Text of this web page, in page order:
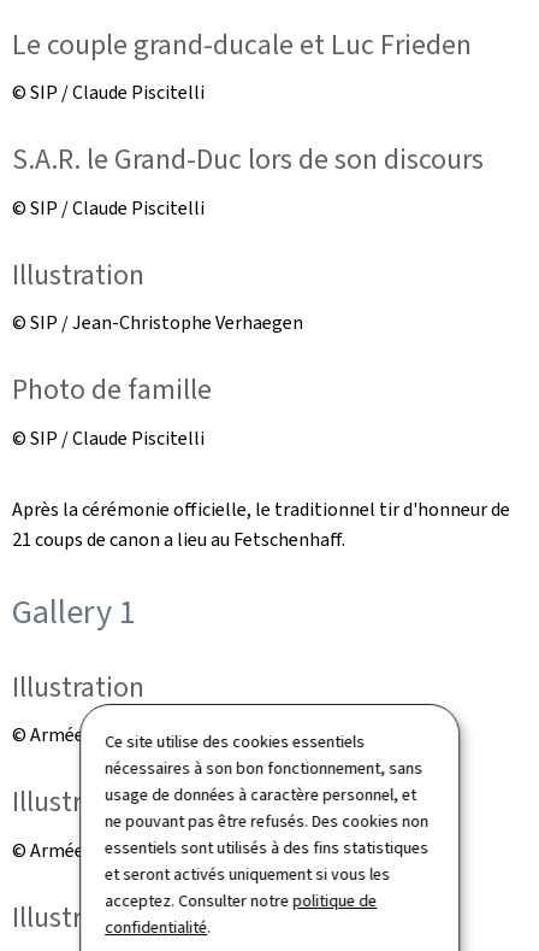
Ce site utilise des cookies essentiels
nécessaires à son bon fonctionnement, sans
usage de données à caractère personnel, et
ne pouvant pas être refusés. Des cookies non
essentiels sont utilisés à des fins statistiques
et seront activés uniquement si vous les
acceptez. Consulter notrepolitique de
confidentialité.
Le couple grand-ducale et Luc Frieden
© SIP / Claude Piscitelli
S.A.R. le Grand-Duc lors de son discours
© SIP / Claude Piscitelli
Illustration
© SIP / Jean-Christophe Verhaegen
Photo de famille
© SIP / Claude Piscitelli
Après la cérémonie officielle, le traditionnel tir d'honneur de
21 coups de canon a lieu au Fetschenhaff.
Gallery 1
Illustration
© Armée luxembourgeoise
Illustration
© Armée luxembourgeoise
Illustration